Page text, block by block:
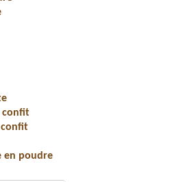
confit
confit
en poudre